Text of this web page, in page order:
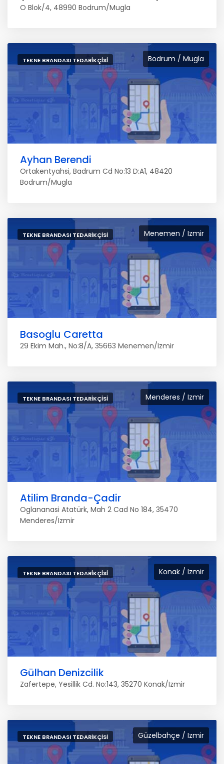
O Blok/4, 48990 Bodrum/Mugla
Bodrum / Mugla
TEKNE BRANDASI TEDARIKÇISI
Ayhan Berendi
Ortakentyahsi, Badrum Cd No:13 D:A1, 48420
Bodrum/Mugla
Menemen / Izmir
TEKNE BRANDASI TEDARIKÇISI
Basoglu Caretta
29 Ekim Mah., No:8/A, 35663 Menemen/Izmir
Menderes / Izmir
TEKNE BRANDASI TEDARIKÇISI
Atilim Branda-Çadir
Oglananasi Atatürk, Mah 2 Cad No 184, 35470
Menderes/Izmir
Konak / Izmir
TEKNE BRANDASI TEDARIKÇISI
Gülhan Denizcilik
Zafertepe, Yesillik Cd. No:143, 35270 Konak/Izmir
Güzelbahçe / Izmir
TEKNE BRANDASI TEDARIKÇISI